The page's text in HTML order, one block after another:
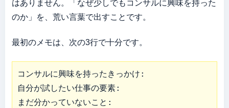
はありません。「なぜ少しでもコンサルに興味を持った
のか」を、荒い言葉で出すことです。
最初のメモは、次の3行で十分です。
コンサルに興味を持ったきっかけ:
自分が試したい仕事の要素:
まだ分かっていないこと: